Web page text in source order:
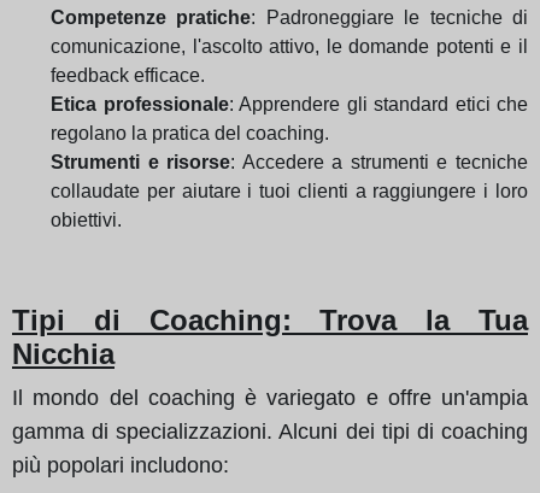
Competenze pratiche: Padroneggiare le tecniche di
comunicazione, l'ascolto attivo, le domande potenti e il
feedback efficace.
Etica professionale: Apprendere gli standard etici che
regolano la pratica del coaching.
Strumenti e risorse: Accedere a strumenti e tecniche
collaudate per aiutare i tuoi clienti a raggiungere i loro
obiettivi.
Tipi di Coaching: Trova la Tua
Nicchia
Il mondo del coaching è variegato e offre un'ampia
gamma di specializzazioni. Alcuni dei tipi di coaching
più popolari includono: